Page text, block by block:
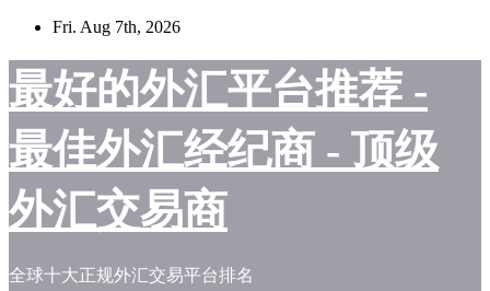
Skip
content
Fri. Aug 7th, 2026
最好的外汇平台推荐 -
最佳外汇经纪商 - 顶级
外汇交易商
全球十大正规外汇交易平台排名